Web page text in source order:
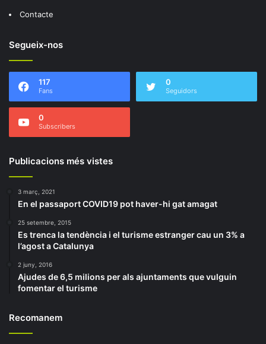
Contacte
Segueix-nos
117
Fans
0
Seguidors
0
Subscribers
Publicacions més vistes
3 març, 2021
En el passaport COVID19 pot haver-hi gat amagat
25 setembre, 2015
Es trenca la tendència i el turisme estranger cau un 3% a
l’agost a Catalunya
2 juny, 2016
Ajudes de 6,5 milions per als ajuntaments que vulguin
fomentar el turisme
Recomanem